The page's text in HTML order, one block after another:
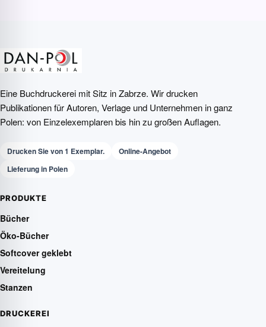
Eine Buchdruckerei mit Sitz in Zabrze. Wir drucken
Publikationen für Autoren, Verlage und Unternehmen in ganz
Polen: von Einzelexemplaren bis hin zu großen Auflagen.
Drucken Sie von 1 Exemplar.
Online-Angebot
Lieferung in Polen
PRODUKTE
Bücher
Öko-Bücher
Softcover geklebt
Vereitelung
Stanzen
DRUCKEREI